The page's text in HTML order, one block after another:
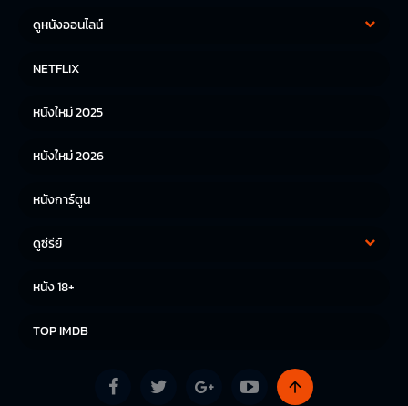
ดูหนังออนไลน์
หนังญี่ปุ่น
NETFLIX
หนังใหม่ 2025
หนังใหม่ 2026
หนังการ์ตูน
ดูซีรีย์
หนัง 18+
TOP IMDB